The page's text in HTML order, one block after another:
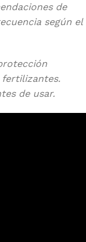
de
según el
fertilizantes.
de usar.